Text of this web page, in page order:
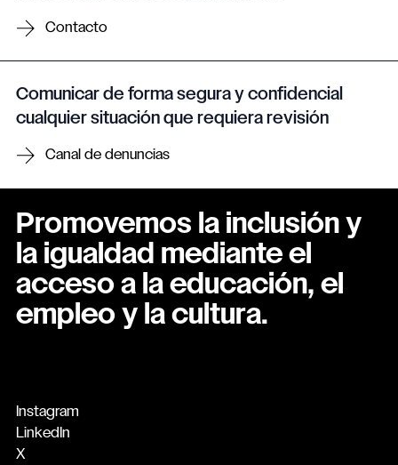
Contacto
Comunicar de forma segura y confidencial
cualquier situación que requiera revisión
Canal de denuncias
Promovemos la inclusión y
la igualdad mediante el
acceso a la educación, el
empleo y la cultura.
Instagram
LinkedIn
X